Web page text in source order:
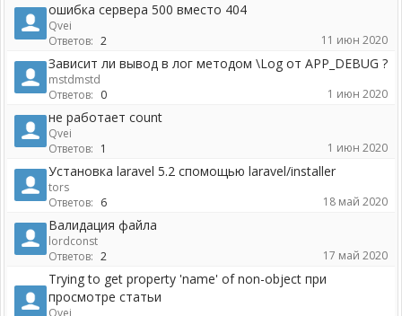
ошибка сервера 500 вместо 404
Qvei
Ответов: 2 11 июн 2020
Зависит ли вывод в лог методом \Log от APP_DEBUG ?
mstdmstd
Ответов: 0 1 июн 2020
не работает count
Qvei
Ответов: 1 1 июн 2020
Установка laravel 5.2 спомощью laravel/installer
tors
Ответов: 6 18 май 2020
Валидация файла
lordconst
Ответов: 2 17 май 2020
Trying to get property 'name' of non-object при
просмотре статьи
Qvei